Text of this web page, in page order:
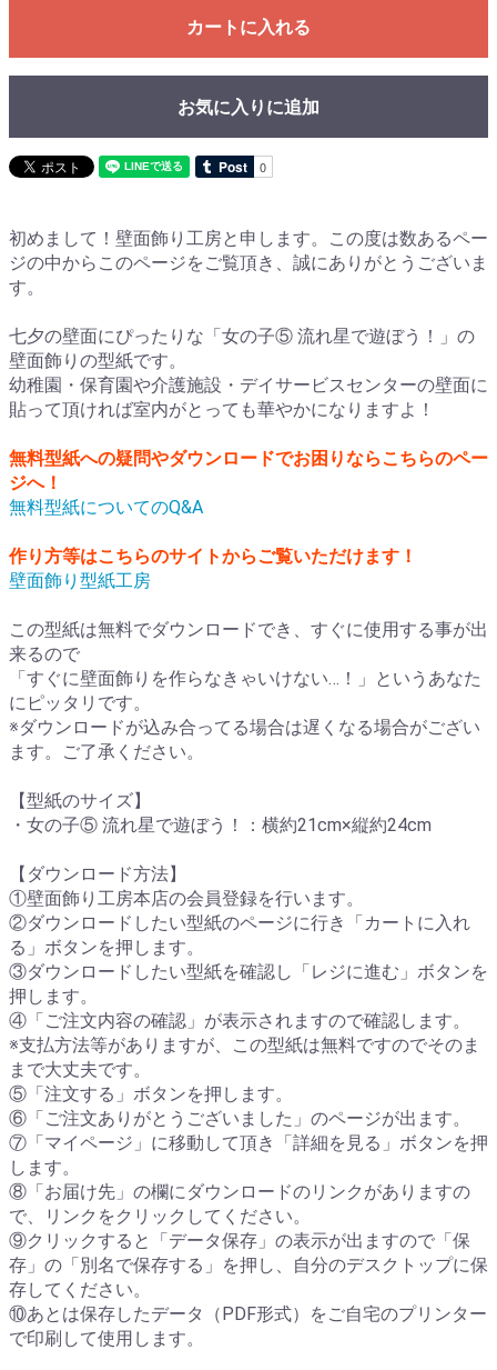
カートに入れる
お気に入りに追加
初めまして！壁面飾り工房と申します。この度は数あるペー
ジの中からこのページをご覧頂き、誠にありがとうございま
す。
七夕の壁面にぴったりな「女の子⑤ 流れ星で遊ぼう！」の
壁面飾りの型紙です。
幼稚園・保育園や介護施設・デイサービスセンターの壁面に
貼って頂ければ室内がとっても華やかになりますよ！
無料型紙への疑問やダウンロードでお困りならこちらのペー
ジへ！
無料型紙についてのQ&A
作り方等はこちらのサイトからご覧いただけます！
壁面飾り型紙工房
この型紙は無料でダウンロードでき、すぐに使用する事が出
来るので
「すぐに壁面飾りを作らなきゃいけない…！」というあなた
にピッタリです。
※ダウンロードが込み合ってる場合は遅くなる場合がござい
ます。ご了承ください。
【型紙のサイズ】
・女の子⑤ 流れ星で遊ぼう！：横約21cm×縦約24cm
【ダウンロード方法】
①壁面飾り工房本店の会員登録を行います。
②ダウンロードしたい型紙のページに行き「カートに入れ
る」ボタンを押します。
③ダウンロードしたい型紙を確認し「レジに進む」ボタンを
押します。
④「ご注文内容の確認」が表示されますので確認します。
※支払方法等がありますが、この型紙は無料ですのでそのま
まで大丈夫です。
⑤「注文する」ボタンを押します。
⑥「ご注文ありがとうございました」のページが出ます。
⑦「マイページ」に移動して頂き「詳細を見る」ボタンを押
します。
⑧「お届け先」の欄にダウンロードのリンクがありますの
で、リンクをクリックしてください。
⑨クリックすると「データ保存」の表示が出ますので「保
存」の「別名で保存する」を押し、自分のデスクトップに保
存してください。
⑩あとは保存したデータ（PDF形式）をご自宅のプリンター
で印刷して使用します。